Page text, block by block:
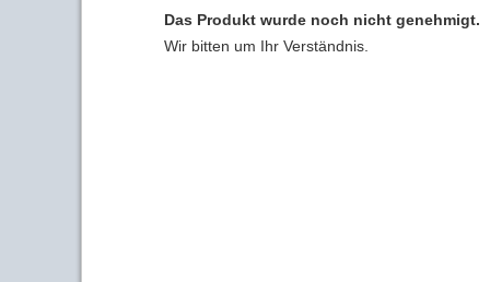
Das Produkt wurde noch nicht genehmigt.
Wir bitten um Ihr Verständnis.